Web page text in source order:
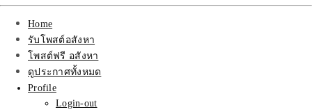
ที่สุด บริการ โปรโมท
โฆษณารับโพสอสังหา ทีม
งาน บริํษัทใหญ่ เว็บขาย
Home
รับโพสต์อสังหา
โพสต์ฟรี อสังหา
ดูประกาศทั้งหมด
Profile
Login-out